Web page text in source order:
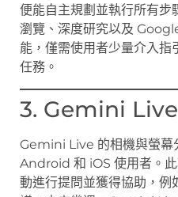
便能自主規劃並執行所有步
瀏覽、深度研究以及
能，僅需使用者少量介入指
任務。
3. Gemini Live
Gemini Live 的相機與螢幕
Android 和 iOS 使用者。
動進行提問並獲得協助，例